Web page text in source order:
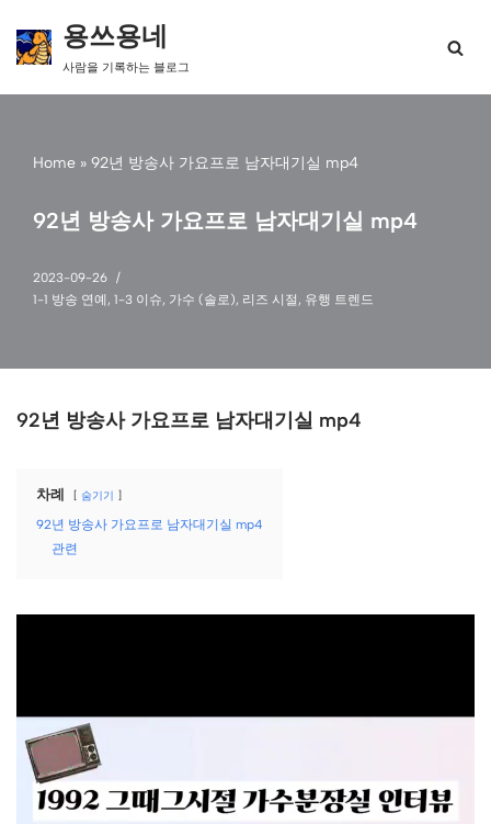
콘
용쓰용네
사람을 기록하는 블로그
Home » 92년 방송사 가요프로 남자대기실 mp4
92년 방송사 가요프로 남자대기실 mp4
2023-09-26
1-1 방송 연예 , 1-3 이슈, 가수 (솔로), 리즈 시절 , 유행 트렌드
92년 방송사 가요프로 남자대기실 mp4
차례 숨기기
92년 방송사 가요프로 남자대기실 mp4
관련